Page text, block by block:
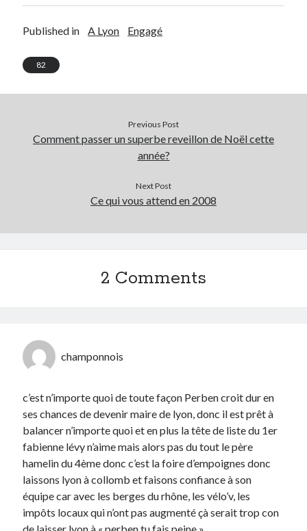
Tavukoi
Published in A Lyon Engagé
82
Previous Post
Comment passer un superbe reveillon de Noël cette
année?
Next Post
Ce qui vous attend en 2008
2 Comments
champonnois
c’est n’importe quoi de toute façon Perben croit dur en
ses chances de devenir maire de lyon, donc il est prêt à
balancer n’importe quoi et en plus la tête de liste du 1er
fabienne lévy n’aime mais alors pas du tout le père
hamelin du 4ème donc c’est la foire d’empoignes donc
laissons lyon à collomb et faisons confiance à son
équipe car avec les berges du rhône, les vélo’v, les
impôts locaux qui n’ont pas augmenté çà serait trop con